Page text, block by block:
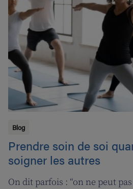
Blog
Prendre soin de soi
soigner les autres
On dit parfois : “on ne peut